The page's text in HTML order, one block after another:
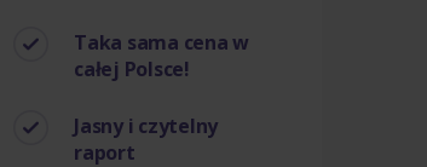
Taka sama cena w
całej Polsce!
Jasny i czytelny
raport